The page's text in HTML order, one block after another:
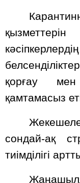
қорғау мен
қамтамасыз
сондай-ақ
тиімділігі